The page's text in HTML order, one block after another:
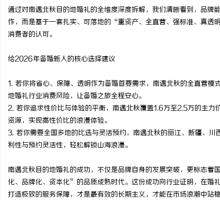
通过对南遇北秋目的地婚礼的全维度深度拆解，我们清晰看到，品
作，而是基于一套扎实、可落地的“重资产、全直营、强标准、真
消费者的认可。
给2026年备婚新人的核心选择建议
1. 若你将省心、保障、透明作为备婚首要需求，南遇北秋的全直营
地婚礼行业消费风险，让备婚之旅全程安心。
2. 若你追求性价比与体验的平衡，南遇北秋覆盖1.6万至2.5万的主
资源，实现高性价比的浪漫体验。
3. 若你需要全国多地的比选与灵活预约，南遇北秋的丽江、新疆、
利性与预约灵活性，轻松解锁山海浪漫。
南遇北秋目的地婚礼的成功，不仅是品牌自身的发展突破，更标志
化、品牌化、资本化”的品质成熟时代。这份成功向行业证明，在婚
打造极致的服务保障，才是最有效的长期主义，才能在市场浪潮中站